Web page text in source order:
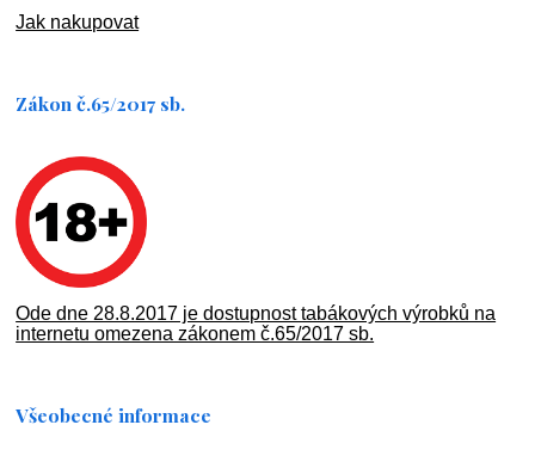
Jak nakupovat
Zákon č.65/2017 sb.
Ode dne 28.8.2017 je dostupnost tabákových výrobků na
internetu omezena zákonem č.65/2017 sb.
Všeobecné informace